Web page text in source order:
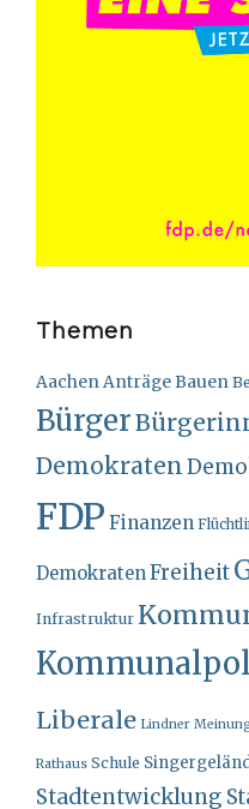
Themen
AachenAnträgeBauen
Bürger
Demokraten
FDP Finanzen
DemokratenFreiheit
Infrastruktur
Liberale Lindner
Rathaus Schule
Stadtentwicklung